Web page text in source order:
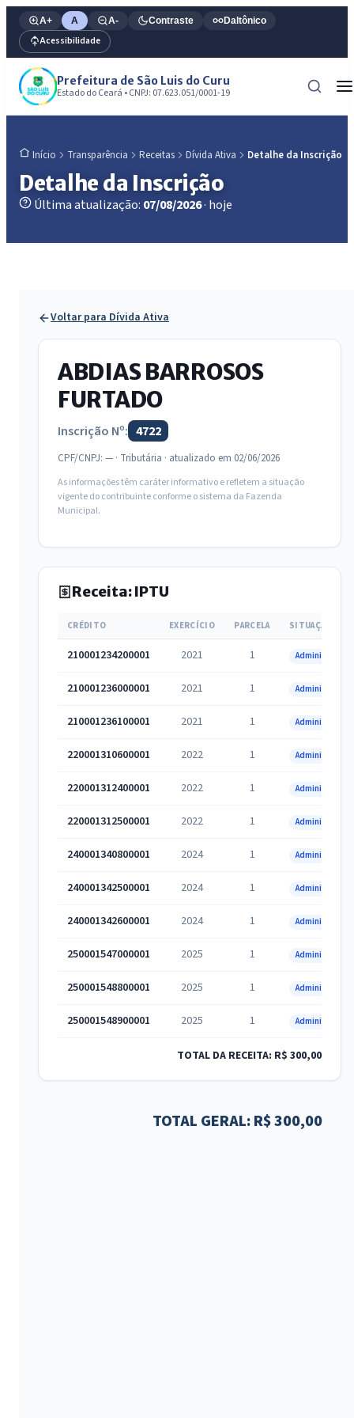
A+ A A- Contraste Daltônico
Acessibilidade
Prefeitura de São Luis do Curu
Estado do Ceará • CNPJ: 07.623.051/0001-19
Início Transparência Receitas Dívida Ativa Detalhe da Inscrição
Detalhe da Inscrição
Última atualização: 07/08/2026· hoje
Voltar para Dívida Ativa
ABDIAS BARROSOS
FURTADO
Inscrição Nº: 4722
CPF/CNPJ: — · Tributária · atualizado em 02/06/2026
As informações têm caráter informativo e refletem a situação
vigente do contribuinte conforme o sistema da Fazenda
Municipal.
Receita: IPTU
CRÉDITO EXERCÍCIO PARCELA SITUAÇÃO
210001234200001 2021 1 Administrativa
210001236000001 2021 1 Administrativa
210001236100001 2021 1 Administrativa
220001310600001 2022 1 Administrativa
220001312400001 2022 1 Administrativa
220001312500001 2022 1 Administrativa
240001340800001 2024 1 Administrativa
240001342500001 2024 1 Administrativa
240001342600001 2024 1 Administrativa
250001547000001 2025 1 Administrativa
250001548800001 2025 1 Administrativa
250001548900001 2025 1 Administrativa
TOTAL DA RECEITA: R$ 300,00
TOTAL GERAL: R$ 300,00